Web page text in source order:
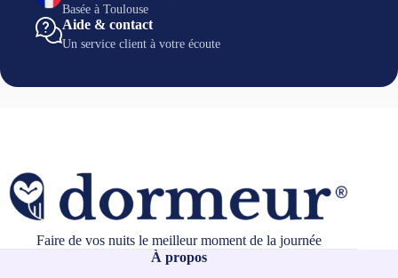
Basée à Toulouse
Aide & contact
Un service client à votre écoute
Faire de vos nuits le meilleur moment de la journée
À propos